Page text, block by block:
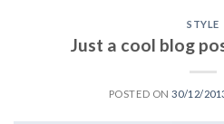
STYLE
Just a cool blog
POSTED ON30/12/